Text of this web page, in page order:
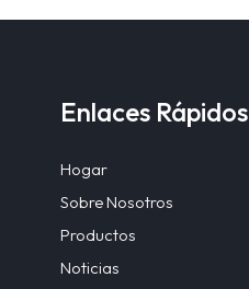
Enlaces Rápidos
Hogar
Sobre Nosotros
Productos
Noticias